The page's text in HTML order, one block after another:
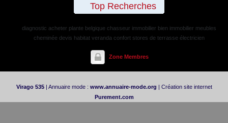
Top Recherches
diagnostic acheter plante belgique chasseur immobilier bien immobilier meubles
cheminée devis habitat veranda confort stores de terrasse électricien
Zone Membres
Virago 535| Annuaire mode : www.annuaire-mode.org | Création site internet
Purement.com